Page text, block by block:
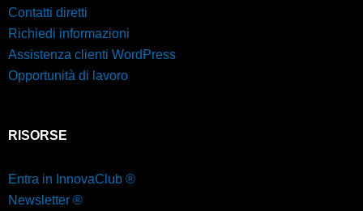
Contatti diretti
Richiedi informazioni
Assistenza clienti WordPress
Opportunità di lavoro
RISORSE
Entra in InnovaClub ®
Newsletter ®